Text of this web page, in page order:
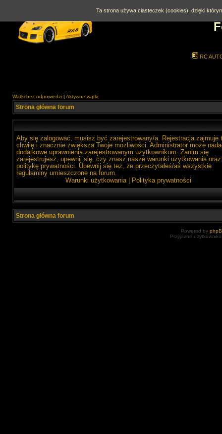
RC
Wątki bez odpowiedzi | Aktywne wątki
Strona główna forum
Aby się zalogować, musisz być zarejestrowany/a. Rejestracja zajmuje
chwilę i znacznie zwiększa Twoje możliwości. Administrator może
dodatkowe uprawnienia zarejestrowanym użytkownikom. Zanim się
zarejestrujesz, upewnij się, czy znasz nasze warunki użytkowania oraz
politykę prywatności. Upewnij się też, że przeczytałeś/aś wszystkie
regulaminy umieszczone na forum.
Warunki użytkowania| Polityka prywatności
Strona główna forum
Powered by
Przyjazne
Ta strona używa ciasteczek (cookies), dzięki